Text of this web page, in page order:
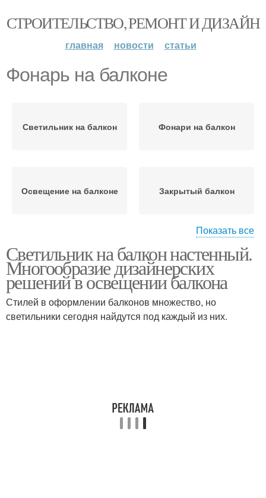
СТРОИТЕЛЬСТВО, РЕМОНТ И ДИЗАЙН
главная новости статьи
Фонарь на балконе
Светильник на балкон Фонари на балкон
Освещение на балконе Закрытый балкон
Уличный фонарь Открытый балкон
Показать все
Светильник на балкон настенный.
Многообразие дизайнерских
решений в освещении балкона
Стилей в оформлении балконов множество, но
светильники сегодня найдутся под каждый из них.